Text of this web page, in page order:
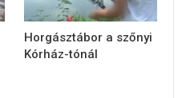
Horgásztábor a szőnyi
Kórház-tónál